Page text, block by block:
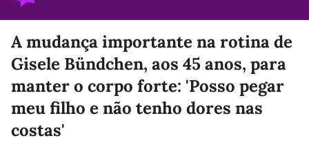
A mudança importante na rotina de
Gisele Bündchen, aos 45 anos, para
manter o corpo forte: 'Posso pegar
meu filho e não tenho dores nas
costas'